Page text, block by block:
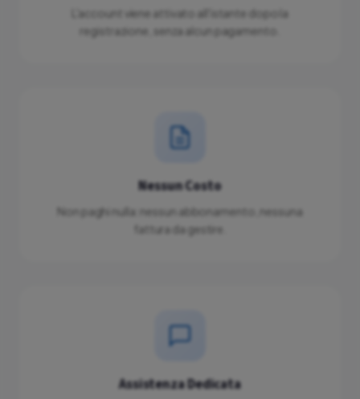
L'account viene attivato all'istante dopo la
registrazione, senza alcun pagamento.
Nessun Costo
Non paghi nulla: nessun abbonamento, nessuna
fattura da gestire.
Assistenza Dedicata